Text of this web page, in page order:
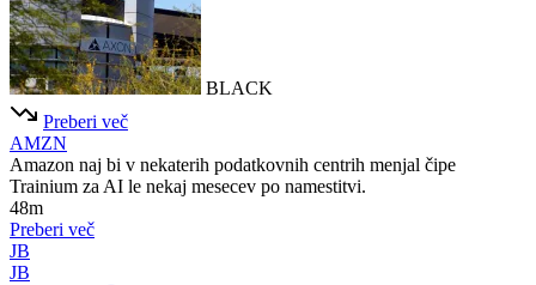
BLACK
Preberi več
AMZN
Amazon naj bi v nekaterih podatkovnih centrih menjal čipe
Trainium za AI le nekaj mesecev po namestitvi.
48m
Preberi več
JB
JB